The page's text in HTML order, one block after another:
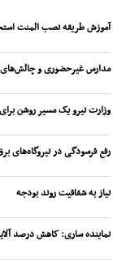
آموزش طریقه نصب المنت
مدارس غیرحضوری و چالش‌های
وزارت نیرو یک مسیر روشن
رفع فرسودگی در نیروگاه‌های
نیاز به شفافیت روند بودجه
نماینده ساری: کاهش درصد